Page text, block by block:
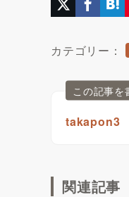
カテゴリー：
この記事を
takapon3
関連記事